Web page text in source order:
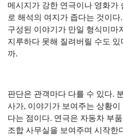
메시지가 강한 연극이나 영화가
로 해석의 여지가 좁다는 것이
구성된 이야기가 만일 형식미마
지루하다 못해 질려버릴 수도
까.
판단은 관객마다 다를 수 있다.
사가, 이야기가 보여주는 상황
다는 점이다. 연극은 자동차 부
조합 사무실을 보여주며 시작한